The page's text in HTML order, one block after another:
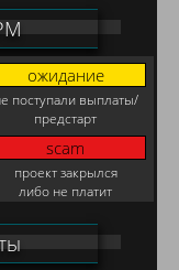
ожидание
поступали выплаты/
предстарт
scam
проект закрылся
либо не платит